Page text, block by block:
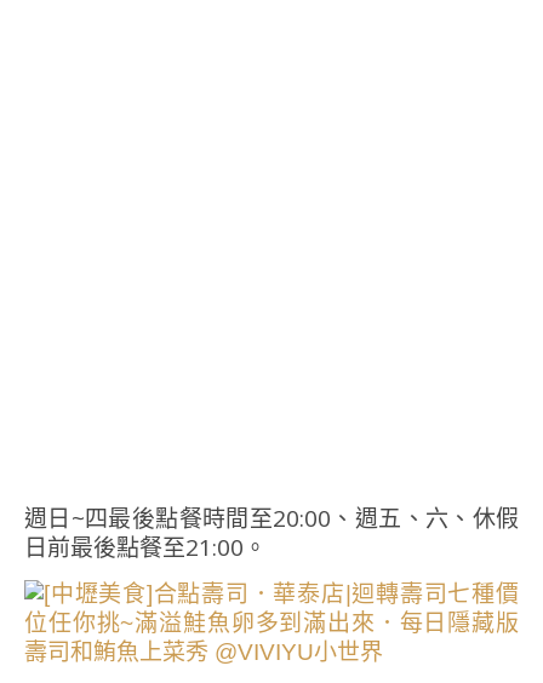
週日~四最後點餐時間至20:00、週五、六、休假
日前最後點餐至21:00。